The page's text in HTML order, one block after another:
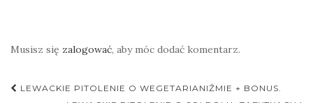
Musisz się zalogować, aby móc dodać komentarz.
Nawigacja
LEWACKIE PITOLENIE O WEGETARIANIŹMIE + BONUS.